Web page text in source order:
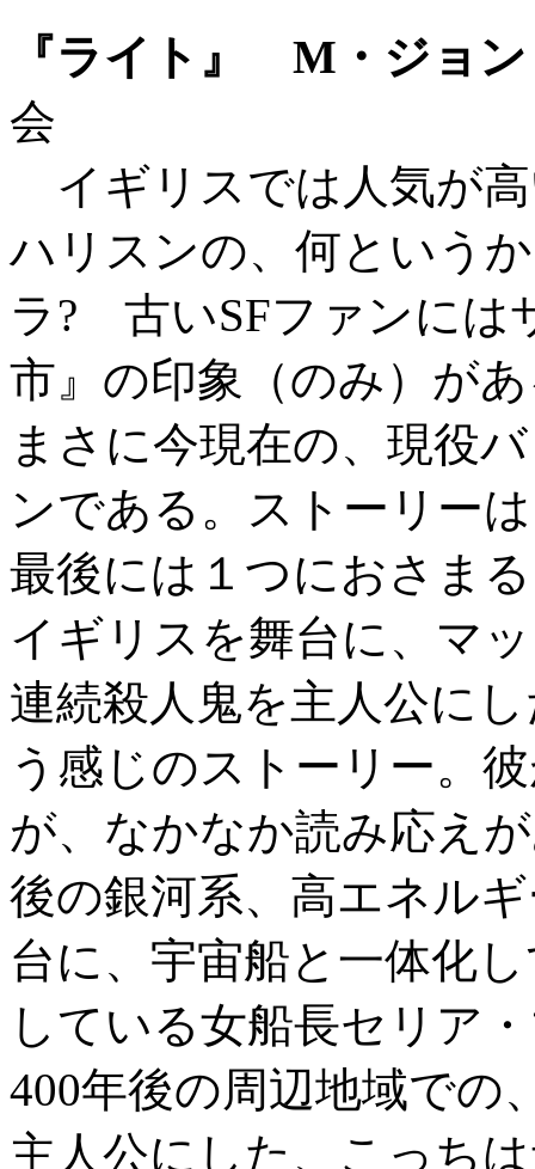
『ライト』 M・ジョ
会
イギリスでは人気が
ハリスンの、何という
ラ? 古いSFファンには
市』の印象（のみ）が
まさに今現在の、現役
ンである。ストーリー
最後には１つにおさま
イギリスを舞台に、マ
連続殺人鬼を主人公に
う感じのストーリー。
が、なかなか読み応え
後の銀河系、高エネル
台に、宇宙船と一体化
している女船長セリア
400年後の周辺地域での
主人公にした、こっち